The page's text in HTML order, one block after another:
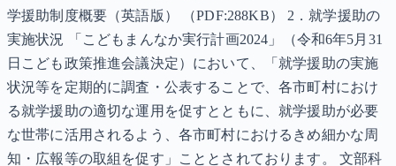
学援助制度概要（英語版） （PDF:288KB） 2．就学援助の
実施状況 「こどもまんなか実行計画2024」（令和6年5月31
日こども政策推進会議決定）において、「就学援助の実施
状況等を定期的に調査・公表することで、各市町村におけ
る就学援助の適切な運用を促すとともに、就学援助が必要
な世帯に活用されるよう、各市町村におけるきめ細かな周
知・広報等の取組を促す」こととされております。 文部科